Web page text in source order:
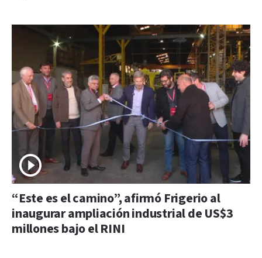
“Este es el camino”, afirmó Frigerio al
inaugurar ampliación industrial de US$3
millones bajo el RINI